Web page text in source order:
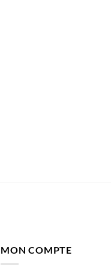
MON COMPTE